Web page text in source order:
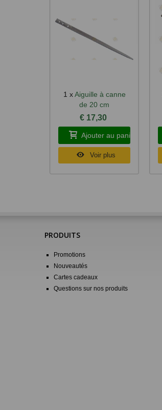
Aperçu rapide
1 xAiguille à canne
de 20 cm
€ 17,30
Ajouter au panier
Voir plus
PRODUITS
Promotions
Nouveautés
Cartes cadeaux
Questions sur nos produits